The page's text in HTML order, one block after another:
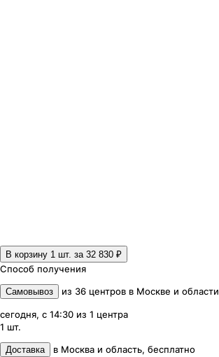
В корзину 1 шт. за 32 830 ₽
Способ получения
Самовывоз из 36 центров в Москве и области
сегодня, с 14:30 из 1 центра
1 шт.
Доставка в Москва и область, бесплатно